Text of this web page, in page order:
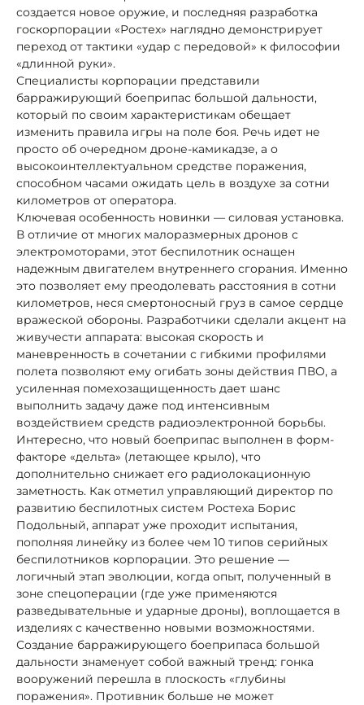
создается новое оружие, и последняя разработка
госкорпорации «Ростех» наглядно демонстрирует
переход от тактики «удар с передовой» к философии
«длинной руки».
Специалисты корпорации представили
барражирующий боеприпас большой дальности,
который по своим характеристикам обещает
изменить правила игры на поле боя. Речь идет не
просто об очередном дроне-камикадзе, а о
высокоинтеллектуальном средстве поражения,
способном часами ожидать цель в воздухе за сотни
километров от оператора.
Ключевая особенность новинки — силовая установка.
В отличие от многих малоразмерных дронов с
электромоторами, этот беспилотник оснащен
надежным двигателем внутреннего сгорания. Именно
это позволяет ему преодолевать расстояния в сотни
километров, неся смертоносный груз в самое сердце
вражеской обороны. Разработчики сделали акцент на
живучести аппарата: высокая скорость и
маневренность в сочетании с гибкими профилями
полета позволяют ему огибать зоны действия ПВО, а
усиленная помехозащищенность дает шанс
выполнить задачу даже под интенсивным
воздействием средств радиоэлектронной борьбы.
Интересно, что новый боеприпас выполнен в форм-
факторе «дельта» (летающее крыло), что
дополнительно снижает его радиолокационную
заметность. Как отметил управляющий директор по
развитию беспилотных систем Ростеха Борис
Подольный, аппарат уже проходит испытания,
пополняя линейку из более чем 10 типов серийных
беспилотников корпорации. Это решение —
логичный этап эволюции, когда опыт, полученный в
зоне спецоперации (где уже применяются
разведывательные и ударные дроны), воплощается в
изделиях с качественно новыми возможностями.
Создание барражирующего боеприпаса большой
дальности знаменует собой важный тренд: гонка
вооружений перешла в плоскость «глубины
поражения». Противник больше не может